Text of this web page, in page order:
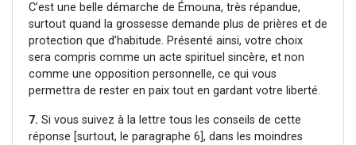
C’est une belle démarche de Émouna, très répandue,
surtout quand la grossesse demande plus de prières et de
protection que d’habitude. Présenté ainsi, votre choix
sera compris comme un acte spirituel sincère, et non
comme une opposition personnelle, ce qui vous
permettra de rester en paix tout en gardant votre liberté.
7. Si vous suivez à la lettre tous les conseils de cette
réponse [surtout, le paragraphe 6], dans les moindres